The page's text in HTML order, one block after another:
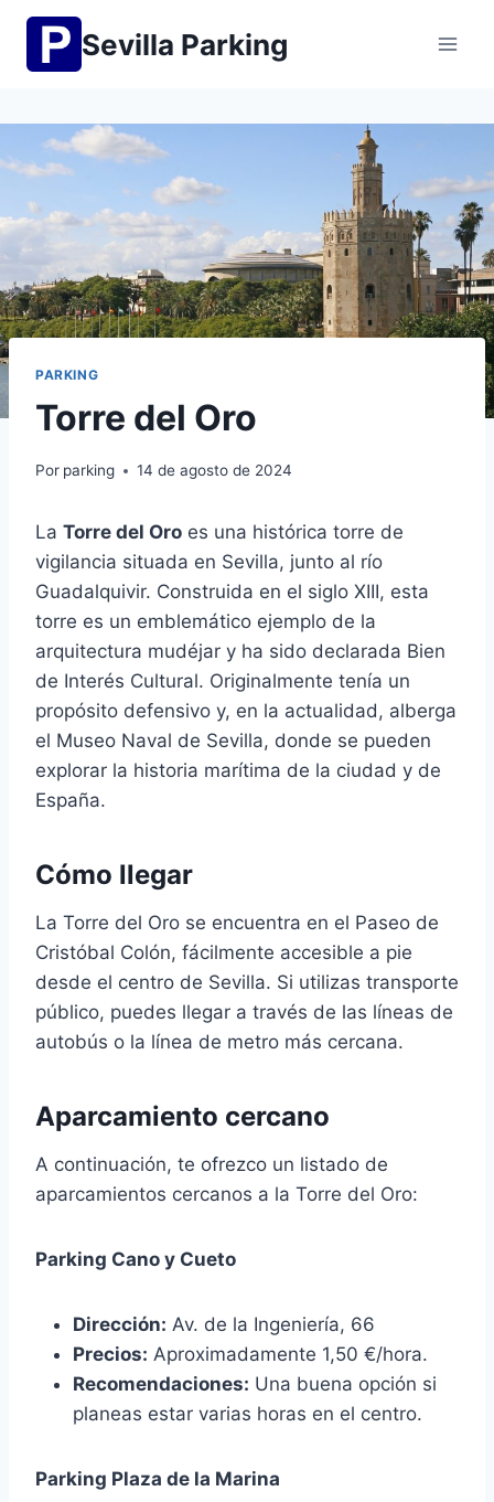
Saltar
contenido
Sevilla Parking
PARKING
Torre del Oro
Por parking 14 de agosto de 2024
La Torre del Oro es una histórica torre de
vigilancia situada en Sevilla, junto al río
Guadalquivir. Construida en el siglo XIII, esta
torre es un emblemático ejemplo de la
arquitectura mudéjar y ha sido declarada Bien
de Interés Cultural. Originalmente tenía un
propósito defensivo y, en la actualidad, alberga
el Museo Naval de Sevilla, donde se pueden
explorar la historia marítima de la ciudad y de
España.
Cómo llegar
La Torre del Oro se encuentra en el Paseo de
Cristóbal Colón, fácilmente accesible a pie
desde el centro de Sevilla. Si utilizas transporte
público, puedes llegar a través de las líneas de
autobús o la línea de metro más cercana.
Aparcamiento cercano
A continuación, te ofrezco un listado de
aparcamientos cercanos a la Torre del Oro:
Parking Cano y Cueto
Dirección: Av. de la Ingeniería, 66
Precios: Aproximadamente 1,50 €/hora.
Recomendaciones: Una buena opción si
planeas estar varias horas en el centro.
Parking Plaza de la Marina